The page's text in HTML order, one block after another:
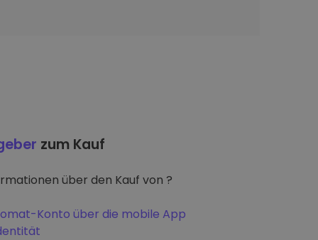
zum Kauf
über den Kauf von ?
Konto über die mobile App